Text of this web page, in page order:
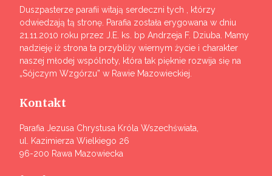
Duszpasterze parafii witają serdeczni tych , którzy
odwiedzają tą stronę. Parafia została erygowana w dniu
21.11.2010 roku przez J.E. ks. bp Andrzeja F. Dziuba. Mamy
nadzieję iż strona ta przybliży wiernym życie i charakter
naszej młodej wspólnoty, która tak pięknie rozwija się na
„Sójczym Wzgórzu” w Rawie Mazowieckiej.
Kontakt
Parafia Jezusa Chrystusa Króla Wszechświata,
ul. Kazimierza Wielkiego 26
96-200 Rawa Mazowiecka